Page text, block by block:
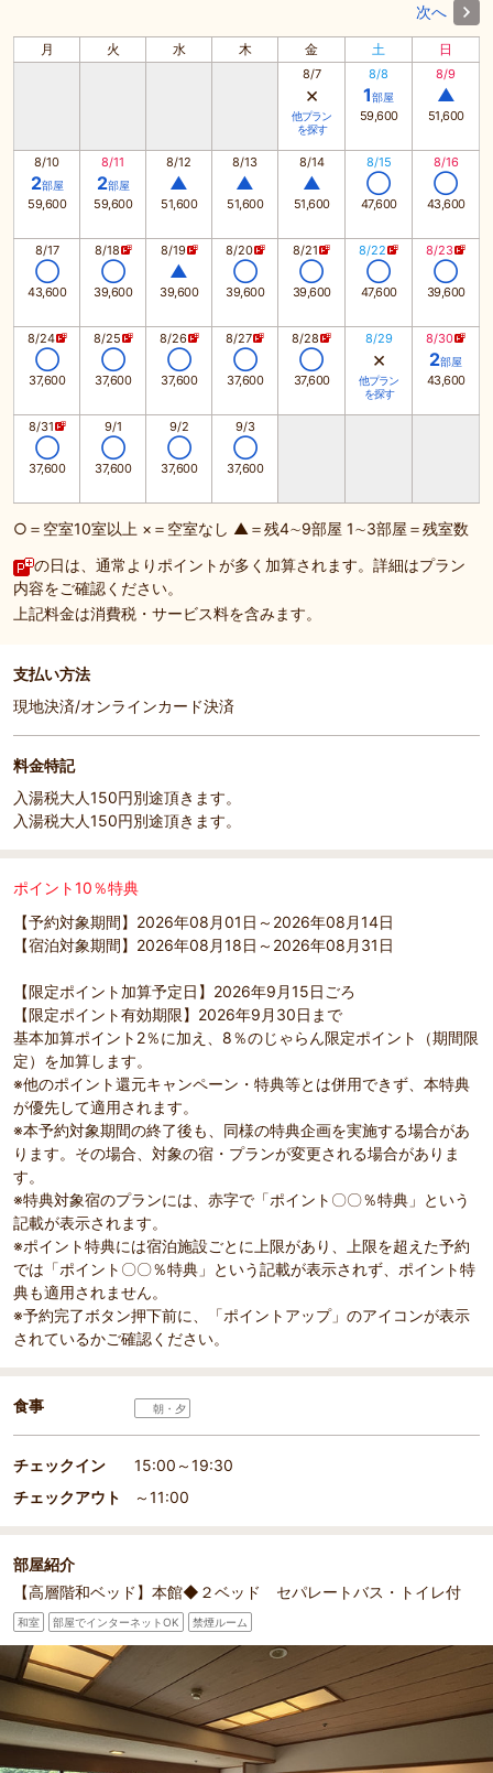
次へ
月 火 水 木 金 土 日
8/7
×
他プラン
を探す
8/8
1部屋
59,600
8/9
▲
51,600
8/10
2部屋
59,600
8/11
2部屋
59,600
8/12
▲
51,600
8/13
▲
51,600
8/14
▲
51,600
8/15
◯
47,600
8/16
◯
43,600
8/17
◯
43,600
8/18
◯
39,600
8/19
▲
39,600
8/20
◯
39,600
8/21
◯
39,600
8/22
◯
47,600
8/23
◯
39,600
8/24
◯
37,600
8/25
◯
37,600
8/26
◯
37,600
8/27
◯
37,600
8/28
◯
37,600
8/29
×
他プラン
を探す
8/30
2部屋
43,600
8/31
◯
37,600
9/1
◯
37,600
9/2
◯
37,600
9/3
◯
37,600
○＝空室10室以上 ×＝空室なし ▲＝残4∼9部屋 1∼3部屋＝残室数
の日は、通常よりポイントが多く加算されます。詳細はプラン
内容をご確認ください。
上記料金は消費税・サービス料を含みます。
支払い方法
現地決済/オンラインカード決済
料金特記
入湯税大人150円別途頂きます。
入湯税大人150円別途頂きます。
ポイント10％特典
【予約対象期間】2026年08月01日～2026年08月14日
【宿泊対象期間】2026年08月18日～2026年08月31日
【限定ポイント加算予定日】2026年9月15日ごろ
【限定ポイント有効期限】2026年9月30日まで
基本加算ポイント2％に加え、8％のじゃらん限定ポイント（期間限
定）を加算します。
※他のポイント還元キャンペーン・特典等とは併用できず、本特典
が優先して適用されます。
※本予約対象期間の終了後も、同様の特典企画を実施する場合があ
ります。その場合、対象の宿・プランが変更される場合がありま
す。
※特典対象宿のプランには、赤字で「ポイント〇〇％特典」という
記載が表示されます。
※ポイント特典には宿泊施設ごとに上限があり、上限を超えた予約
では「ポイント〇〇％特典」という記載が表示されず、ポイント特
典も適用されません。
※予約完了ボタン押下前に、「ポイントアップ」のアイコンが表示
されているかご確認ください。
食事 朝・夕
チェックイン
15:00～19:30
チェックアウト
～11:00
部屋紹介
【高層階和ベッド】本館◆２ベッド セパレートバス・トイレ付
和室 部屋でインターネットOK 禁煙ルーム